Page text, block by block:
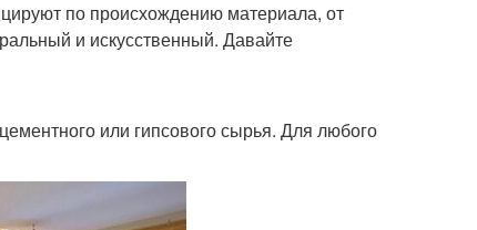
по происхождению материала, от
и искусственный. Давайте
или гипсового сырья. Для любого